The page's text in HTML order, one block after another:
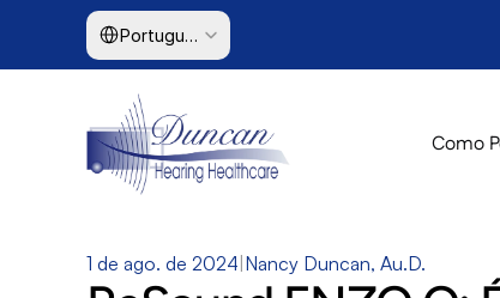
Select Language
Portuguese (Brazil)
Como
1 de ago. de 2024 Nancy Duncan, Au.D.